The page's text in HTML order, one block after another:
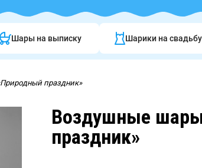
Шары на выписку Шарики на свадьбу
праздник»
Воздушные
праздник»